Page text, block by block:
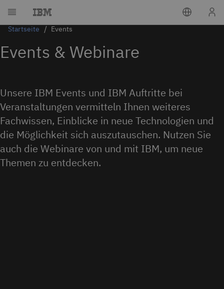
Startseite Events
Events & Webinare
Unsere IBM Events und IBM Auftritte bei
Veranstaltungen vermitteln Ihnen weiteres
Fachwissen, Einblicke in neue Technologien und
die Möglichkeit sich auszutauschen. Nutzen Sie
auch die Webinare von und mit IBM, um neue
Themen zu entdecken.